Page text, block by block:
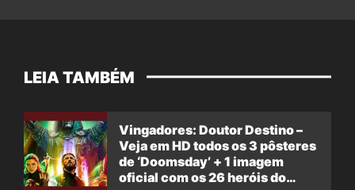
LEIA TAMBÉM
Vingadores: Doutor Destino –
Veja em HD todos os 3 pôsteres
de ‘Doomsday’ + 1 imagem
oficial com os 26 heróis do